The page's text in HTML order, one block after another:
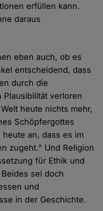
erfüllen kann.
daraus
eben auch, ob es
entscheidend, dass
durch die
Plausibilität verloren
heute nichts mehr,
Schöpfergottes
an, dass es im
zugeht." Und Religion
für Ethik und
sei doch
und
in der Geschichte.